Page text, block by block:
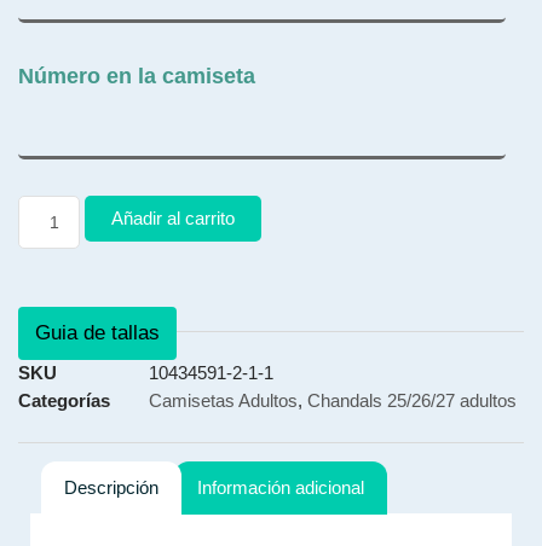
Número en la camiseta
Añadir al carrito
Guia de tallas
SKU
10434591-2-1-1
Categorías
Camisetas Adultos, Chandals 25/26/27 adultos
Descripción Información adicional